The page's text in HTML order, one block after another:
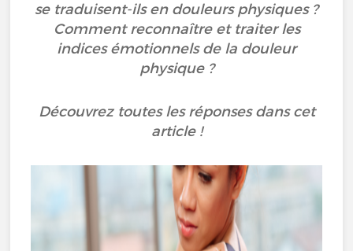
se traduisent-ils en douleurs physiques ?
Comment reconnaître et traiter les
indices émotionnels de la douleur
physique ?
Découvrez toutes les réponses dans cet
article !